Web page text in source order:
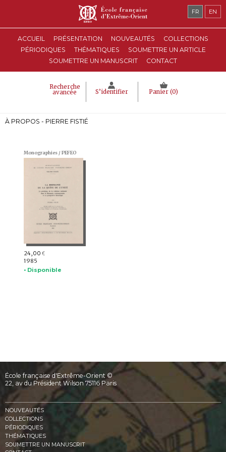
ACCUEIL PRÉSENTATION NOUVEAUTÉS
COLLECTIONS
PÉRIODIQUES
THÉMATIQUES
SOUMETTRE UN ARTICLE
SOUMETTRE UN MANUSCRIT
CONTACT
Recherche
avancée S’identifier Panier (0)
FR EN
À PROPOS - PIERRE FISTIÉ
Monographies / PEFEO
24,00 €
1985
• Disponible
École française d'Extrême-Orient ©
22, av du Président Wilson 75116 Paris
NOUVEAUTÉS
COLLECTIONS
PÉRIODIQUES
THÉMATIQUES
SOUMETTRE UN MANUSCRIT